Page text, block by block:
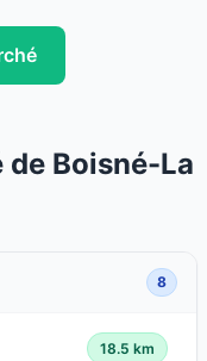
Boisné-La
8
18.5 km